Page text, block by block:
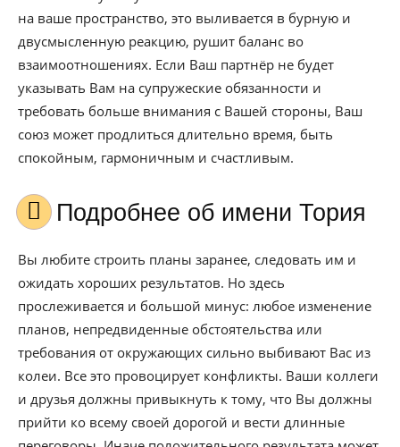
на ваше пространство, это выливается в бурную и
двусмысленную реакцию, рушит баланс во
взаимоотношениях. Если Ваш партнёр не будет
указывать Вам на супружеские обязанности и
требовать больше внимания с Вашей стороны, Ваш
союз может продлиться длительно время, быть
спокойным, гармоничным и счастливым.
Подробнее об имени Тория
Вы любите строить планы заранее, следовать им и
ожидать хороших результатов. Но здесь
прослеживается и большой минус: любое изменение
планов, непредвиденные обстоятельства или
требования от окружающих сильно выбивают Вас из
колеи. Все это провоцирует конфликты. Ваши коллеги
и друзья должны привыкнуть к тому, что Вы должны
прийти ко всему своей дорогой и вести длинные